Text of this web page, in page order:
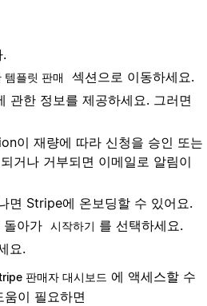
.
템플릿 판매 섹션으로 이동하세요.
관한 정보를 제공하세요. 그러면
이 재량에 따라 신청을 승인 또는
거나 거부되면 이메일로 알림이
면 Stripe에 온보딩할 수 있어요.
돌아가 시작하기 를 선택하세요.
요.
판매자 대시보드 에 액세스할 수
이 필요하면